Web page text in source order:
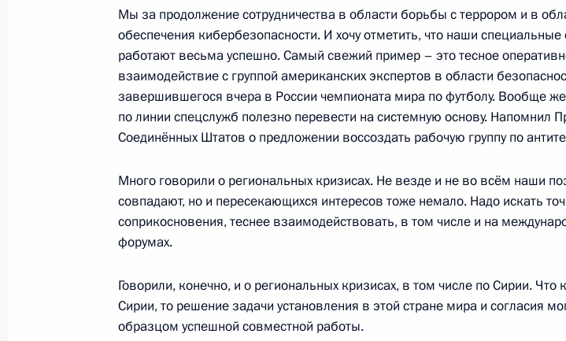
Пресс-конференция по итогам переговоров президентов России
и США
16 июля 2018 года, 18:35 Хельсинки
Саммит Россия–США
16 июля 2018 года, 18:30
Встреча с представителями штаба по обеспечению безопасности
16 июля 2018 года, 07:00 Москва
Мы за продолжение сотрудничества в области борьбы с террором и в
обеспечения кибербезопасности. И хочу отметить, что наши
работают весьма успешно. Самый свежий пример – это тесное
взаимодействие с группой американских экспертов в области
завершившегося вчера в России чемпионата мира по футболу. Вообще
по линии спецслужб полезно перевести на системную основу. Напомнил
Соединённых Штатов о предложении воссоздать рабочую группу по
Много говорили о региональных кризисах. Не везде и не во всём наши
совпадают, но и пересекающихся интересов тоже немало. Надо искать
соприкосновения, теснее взаимодействовать, в том числе и на
форумах.
Говорили, конечно, и о региональных кризисах, в том числе по Сирии. Что
Сирии, то решение задачи установления в этой стране мира и согласия
образцом успешной совместной работы.